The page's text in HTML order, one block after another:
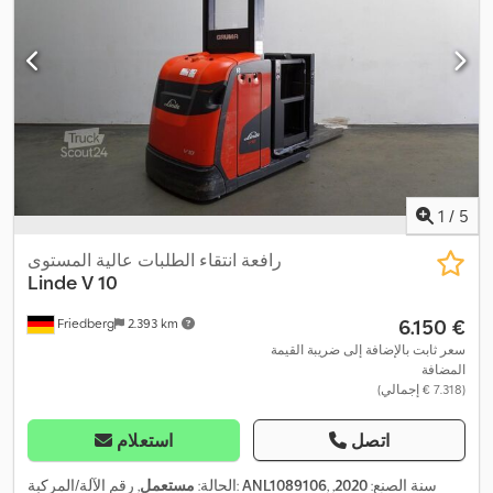
1 / 5
Friedberg 2.393 km
رافعة انتقاء الطلبات عالية المستوى
LindeV 10
‏6.150 €
سعر ثابت بالإضافة إلى ضريبة القيمة
المضافة
(‏7.318 € إجمالي)
استعلام اتصل
الحالة: مستعمل , رقم الآلة/المركبة:ANL1089106 , سنة الصنع:2020
,